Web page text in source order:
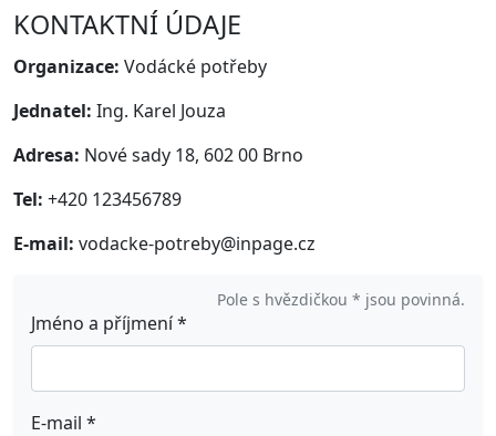
KONTAKTNÍ ÚDAJE
Organizace: Vodácké potřeby
Jednatel: Ing. Karel Jouza
Adresa: Nové sady 18, 602 00 Brno
Tel: +420 123456789
E-mail: vodacke-potreby@inpage.cz
Pole s hvězdičkou * jsou povinná.
Jméno a příjmení*
E-mail *